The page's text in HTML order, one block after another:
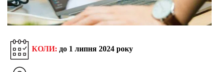
КОЛИ: до 1 липня 2024 року